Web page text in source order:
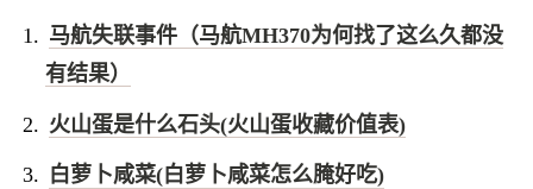
马航失联事件（马航MH370为何找了这么久都没
有结果）
火山蛋是什么石头(火山蛋收藏价值表)
白萝卜咸菜(白萝卜咸菜怎么腌好吃)